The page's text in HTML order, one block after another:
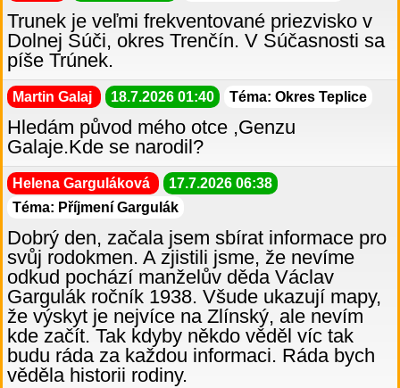
Trunek je veľmi frekventované priezvisko v
Dolnej Súči, okres Trenčín. V Súčasnosti sa
píše Trúnek.
Martin Galaj 18.7.2026 01:40 Téma: Okres Teplice
Hledám původ mého otce ,Genzu
Galaje.Kde se narodil?
Helena Garguláková
17.7.2026 06:38
Téma: Příjmení Gargulák
Dobrý den, začala jsem sbírat informace pro
svůj rodokmen. A zjistili jsme, že nevíme
odkud pochází manželův děda Václav
Gargulák ročník 1938. Všude ukazují mapy,
že výskyt je nejvíce na Zlínský, ale nevím
kde začít. Tak kdyby někdo věděl víc tak
budu ráda za každou informaci. Ráda bych
věděla historii rodiny.